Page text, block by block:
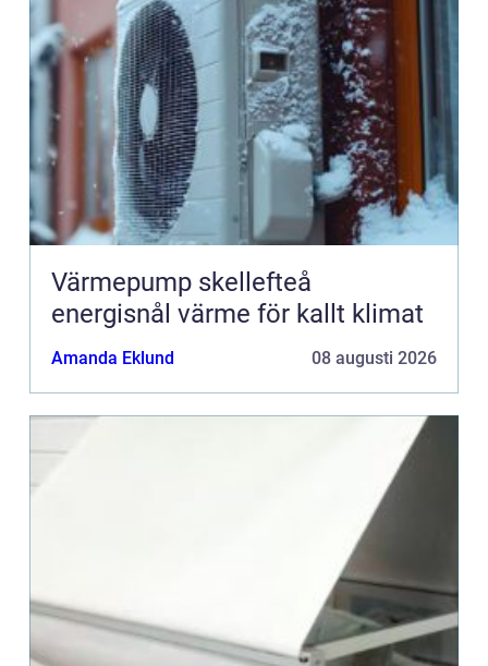
Värmepump skellefteå
energisnål värme för kallt klimat
Amanda Eklund 08 augusti 2026